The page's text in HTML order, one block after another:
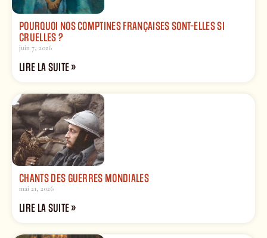
POURQUOI NOS COMPTINES FRANÇAISES SONT-ELLES SI
CRUELLES ?
juin 7, 2026
LIRE LA SUITE »
CHANTS DES GUERRES MONDIALES
mai 21, 2026
LIRE LA SUITE »